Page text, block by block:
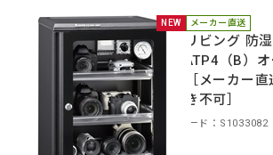
NEW メーカー直送
東洋リビング 防
80CATP4（B）
ライ［メーカー
代引き不可］
商品コード：S1033082